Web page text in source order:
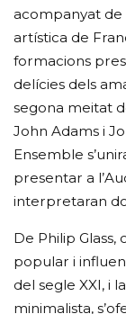
acompanyat de
artística de
formacions
delícies dels
segona meitat
John Adams i
Ensemble
presentar a
interpretaran
De Philip
popular i
del segle XXI, i
minimalista,